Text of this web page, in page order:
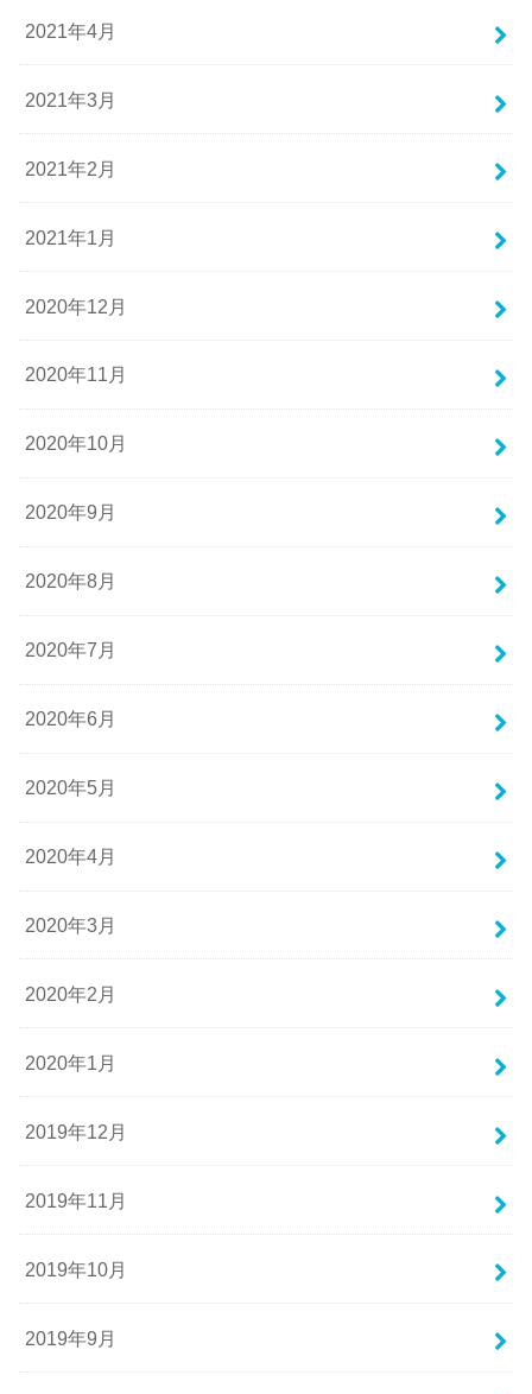
2021年4月
2021年3月
2021年2月
2021年1月
2020年12月
2020年11月
2020年10月
2020年9月
2020年8月
2020年7月
2020年6月
2020年5月
2020年4月
2020年3月
2020年2月
2020年1月
2019年12月
2019年11月
2019年10月
2019年9月